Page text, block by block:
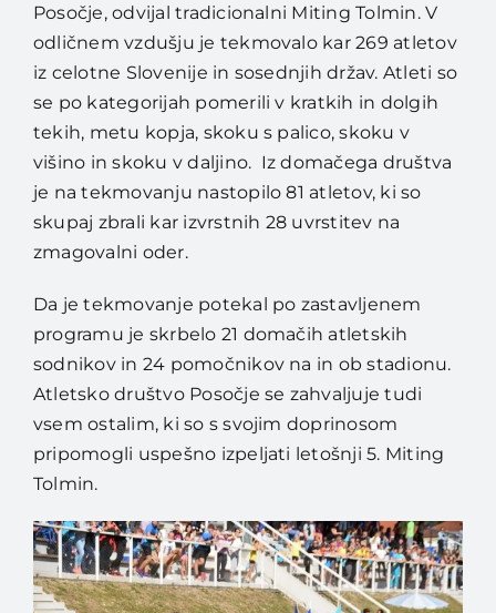
Posočje, odvijal tradicionalni Miting Tolmin. V
odličnem vzdušju je tekmovalo kar 269 atletov
iz celotne Slovenije in sosednjih držav. Atleti so
se po kategorijah pomerili v kratkih in dolgih
tekih, metu kopja, skoku s palico, skoku v
višino in skoku v daljino. Iz domačega društva
je na tekmovanju nastopilo 81 atletov, ki so
skupaj zbrali kar izvrstnih 28 uvrstitev na
zmagovalni oder.
Da je tekmovanje potekal po zastavljenem
programu je skrbelo 21 domačih atletskih
sodnikov in 24 pomočnikov na in ob stadionu.
Atletsko društvo Posočje se zahvaljuje tudi
vsem ostalim, ki so s svojim doprinosom
pripomogli uspešno izpeljati letošnji 5. Miting
Tolmin.